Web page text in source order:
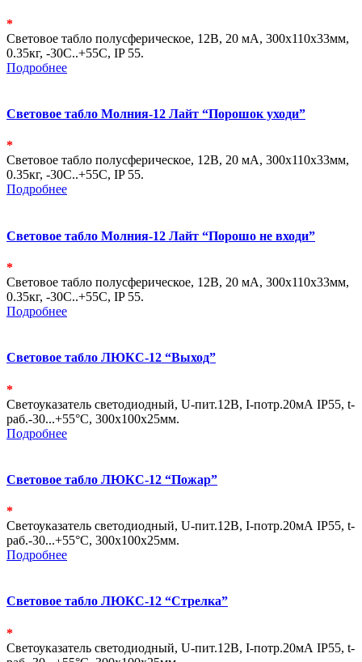
*
Световое табло полусферическое, 12В, 20 мА, 300х110х33мм,
0.35кг, -30С..+55С, IP 55.
Подробнее
Световое табло Молния-12 Лайт “Порошок уходи”
*
Световое табло полусферическое, 12В, 20 мА, 300х110х33мм,
0.35кг, -30С..+55С, IP 55.
Подробнее
Световое табло Молния-12 Лайт “Порошо не входи”
*
Световое табло полусферическое, 12В, 20 мА, 300х110х33мм,
0.35кг, -30С..+55С, IP 55.
Подробнее
Световое табло ЛЮКС-12 “Выход”
*
Светоуказатель светодиодный, U-пит.12В, I-потр.20мА IP55, t-
раб.-30...+55°С, 300х100х25мм.
Подробнее
Световое табло ЛЮКС-12 “Пожар”
*
Светоуказатель светодиодный, U-пит.12В, I-потр.20мА IP55, t-
раб.-30...+55°С, 300х100х25мм.
Подробнее
Световое табло ЛЮКС-12 “Стрелка”
*
Светоуказатель светодиодный, U-пит.12В, I-потр.20мА IP55, t-